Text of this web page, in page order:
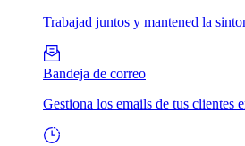
Trabajad juntos y mantened la
Bandeja de correo
Gestiona los emails de tus clientes